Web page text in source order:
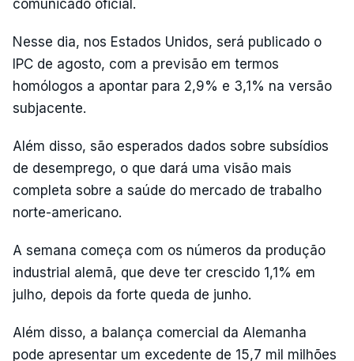
comunicado oficial.
Nesse dia, nos Estados Unidos, será publicado o
IPC de agosto, com a previsão em termos
homólogos a apontar para 2,9% e 3,1% na versão
subjacente.
Além disso, são esperados dados sobre subsídios
de desemprego, o que dará uma visão mais
completa sobre a saúde do mercado de trabalho
norte-americano.
A semana começa com os números da produção
industrial alemã, que deve ter crescido 1,1% em
julho, depois da forte queda de junho.
Além disso, a balança comercial da Alemanha
pode apresentar um excedente de 15,7 mil milhões